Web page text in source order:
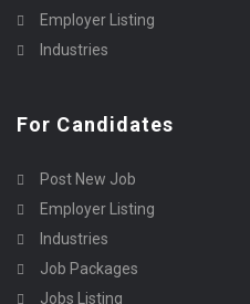
Employer Listing
Industries
For Candidates
Post New Job
Employer Listing
Industries
Job Packages
Jobs Listing